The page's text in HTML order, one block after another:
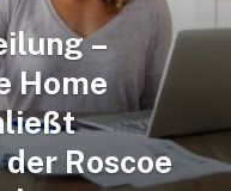
–
Home
Roscoe